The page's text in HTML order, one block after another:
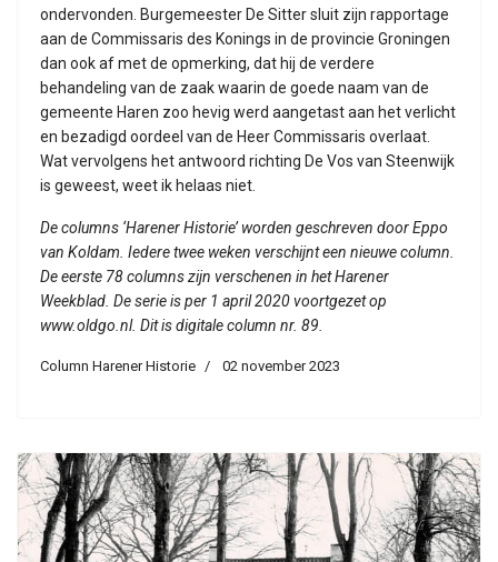
ondervonden. Burgemeester De Sitter sluit zijn rapportage
aan de Commissaris des Konings in de provincie Groningen
dan ook af met de opmerking, dat hij de verdere
behandeling van de zaak waarin de goede naam van de
gemeente Haren zoo hevig werd aangetast aan het verlicht
en bezadigd oordeel van de Heer Commissaris overlaat.
Wat vervolgens het antwoord richting De Vos van Steenwijk
is geweest, weet ik helaas niet.
De columns ‘Harener Historie’ worden geschreven door Eppo
van Koldam. Iedere twee weken verschijnt een nieuwe column.
De eerste 78 columns zijn verschenen in het Harener
Weekblad. De serie is per 1 april 2020 voortgezet op
www.oldgo.nl. Dit is digitale column nr. 89.
Column Harener Historie 02 november 2023